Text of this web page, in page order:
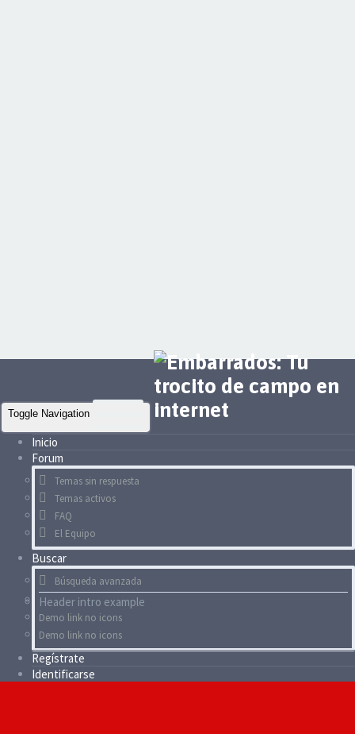
Toggle Navigation
Inicio
Forum
Temas sin respuesta
Temas activos
FAQ
El Equipo
Buscar
Búsqueda avanzada
Header intro example
Demo link no icons
Demo link no icons
Regístrate
Identificarse